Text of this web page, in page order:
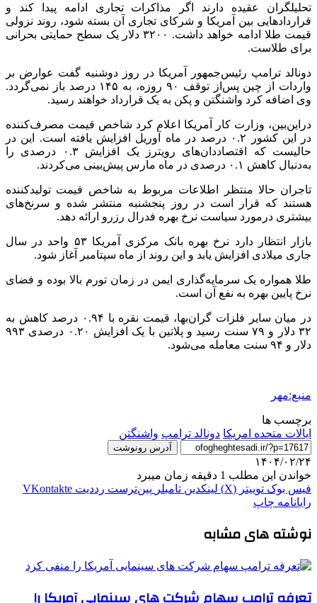
تحلیلگران عقیده دارند اگر مذاکرات تجاری ادامه پیدا کند و
قراردادهایی بین آمریکا و شرکای تجاری آن بسته شود، روند نزولی
قیمت طلا ادامه خواهد داشت. ۳۲۰۰ دلار یک سطح حمایتی بحرانی
برای طلاست.
دونالد ترامپ رئیس‌جمهور آمریکا در روز دوشنبه گفت عوارض بر
واردات از چین پس‌از توقف ۹۰ روزه، به ۱۴۵ درصد باز نمی‌گردد.
وی اضافه کرد واشنگتن و پکن به یک قرارداد خواهند رسید.
دراین‌بین، وزارت کار آمریکا اعلام کرد شاخص قیمت مصرف‌کننده
در این کشور ۰.۲ درصد در ماه آوریل افزایش یافته است. این در
حالیست که اقتصاددان‌های رویترز یک افزایش ۰.۳ درصدی را
به‌دنبال کاهش ۰.۱ درصدی در ماه مارس پیش‌بینی می‌کردند.
تاجران حالا منتظر اطلاعات مربوط به شاخص قیمت تولیدکننده
هستند که قرار است در روز پنجشنبه منتشر شده و سرنخ‌های
بیشتری درمورد سیاست نرخ بهره فدرال رزرو ارائه دهد.
بازار انتظار دارد نرخ بهره بانک مرکزی آمریکا ۵۳ واحد در سال
جاری میلادی افزایش یابد و این روند از ماه سپتامبر آغاز شود.
طلا همواره یک سرمایه‌گذاری ایمن در زمان تورم بالا بوده و فضای
نرخ پایین بهره به نفع آن است.
در میان سایر فلزات گران‌بها، قیمت نقره با ۰.۹۴ درصد کاهش به
۳۲ دلار و ۷۹ سنت رسید و پلاتین با یک افزایش ۰.۲۰ درصدی ۹۹۳
دلار و ۹۴ سنت معامله می‌شود.
منبع:مهر
برچسب ها
ایالات متحده امریکا دونالد ترامپ واشنگتن
آدرس رونوشت
۱۴۰۴/۰۲/۲۴
خواندن این مطلب 1 دقیقه زمان میبرد
فیس بوک توییتر (X) لینکدین ‫تامبلر ‫پین‌ترست ‫رددیت ‫VKontakte
رایانامه چاپ
نوشته های مشابه
تعرفه ترامپ سهام شرکت های سینمایی آمریکا را